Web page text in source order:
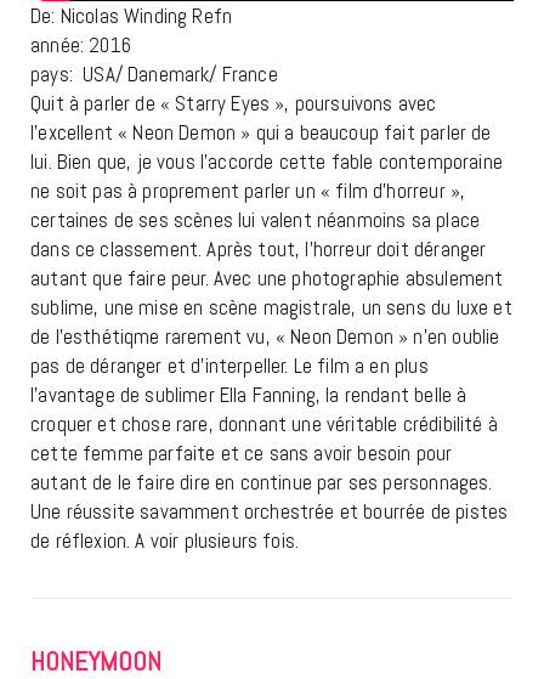
De: Nicolas Winding Refn
année: 2016
pays: USA/ Danemark/ France
Quit à parler de « Starry Eyes », poursuivons avec
l’excellent « Neon Demon » qui a beaucoup fait parler de
lui. Bien que, je vous l’accorde cette fable contemporaine
ne soit pas à proprement parler un « film d’horreur »,
certaines de ses scènes lui valent néanmoins sa place
dans ce classement. Après tout, l’horreur doit déranger
autant que faire peur. Avec une photographie absulement
sublime, une mise en scène magistrale, un sens du luxe et
de l’esthétiqme rarement vu, « Neon Demon » n’en oublie
pas de déranger et d’interpeller. Le film a en plus
l’avantage de sublimer Ella Fanning, la rendant belle à
croquer et chose rare, donnant une véritable crédibilité à
cette femme parfaite et ce sans avoir besoin pour
autant de le faire dire en continue par ses personnages.
Une réussite savamment orchestrée et bourrée de pistes
de réflexion. A voir plusieurs fois.
HONEYMOON